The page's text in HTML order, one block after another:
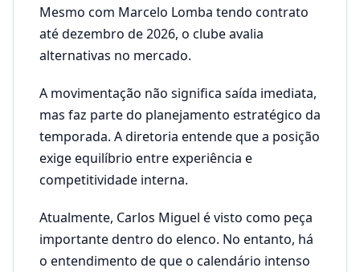
Mesmo com Marcelo Lomba tendo contrato
até dezembro de 2026, o clube avalia
alternativas no mercado.
A movimentação não significa saída imediata,
mas faz parte do planejamento estratégico da
temporada. A diretoria entende que a posição
exige equilíbrio entre experiência e
competitividade interna.
Atualmente, Carlos Miguel é visto como peça
importante dentro do elenco. No entanto, há
o entendimento de que o calendário intenso